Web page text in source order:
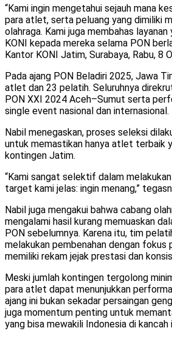
“Kami ingin mengetahui sejauh mana
para atlet, serta peluang yang dimiliki
olahraga. Kami juga membahas layanan
KONI kepada mereka selama PON
Kantor KONI Jatim, Surabaya, Rabu, 8
Pada ajang PON Beladiri 2025, Jawa
atlet dan 23 pelatih. Seluruhnya
PON XXI 2024 Aceh–Sumut serta
single event nasional dan internasional.
Nabil menegaskan, proses seleksi
untuk memastikan hanya atlet terbaik
kontingen Jatim.
“Kami sangat selektif dalam
target kami jelas: ingin menang,”
Nabil juga mengakui bahwa cabang
mengalami hasil kurang memuaskan
PON sebelumnya. Karena itu, tim
melakukan pembenahan dengan fokus
memiliki rekam jejak prestasi dan
Meski jumlah kontingen tergolong
para atlet dapat menunjukkan
ajang ini bukan sekadar persaingan
juga momentum penting untuk
yang bisa mewakili Indonesia di kancah